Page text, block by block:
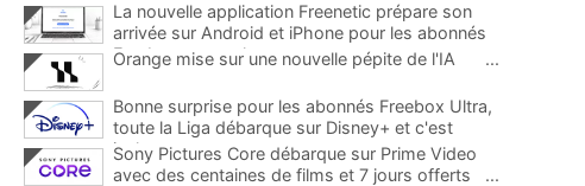
La nouvelle application Freenetic prépare son
arrivée sur Android et iPhone pour les abonnés
Freebox, testez la
Orange mise sur une nouvelle pépite de l'IA ...
Bonne surprise pour les abonnés Freebox Ultra,
toute la Liga débarque sur Disney+ et c'est
inclus
Sony Pictures Core débarque sur Prime Video
avec des centaines de films et 7 jours offerts
...